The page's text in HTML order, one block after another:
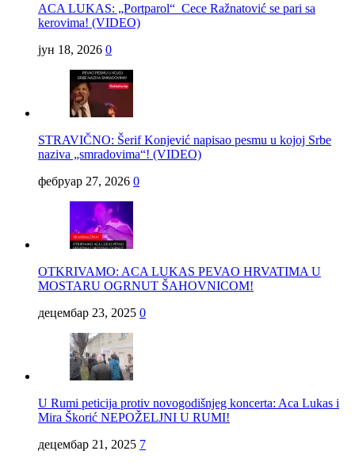
ACA LUKAS: „Portparol“ Cece Ražnatović se pari sa
kerovima! (VIDEO)
јун 18, 2026 0
STRAVIČNO: Šerif Konjević napisao pesmu u kojoj Srbe
naziva „smradovima“! (VIDEO)
фебруар 27, 2026 0
OTKRIVAMO: ACA LUKAS PEVAO HRVATIMA U
MOSTARU OGRNUT ŠAHOVNICOM!
децембар 23, 2025 0
U Rumi peticija protiv novogodišnjeg koncerta: Aca Lukas i
Mira Škorić NEPOŽELJNI U RUMI!
децембар 21, 2025 7